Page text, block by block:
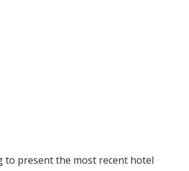
to present the most recent hotel